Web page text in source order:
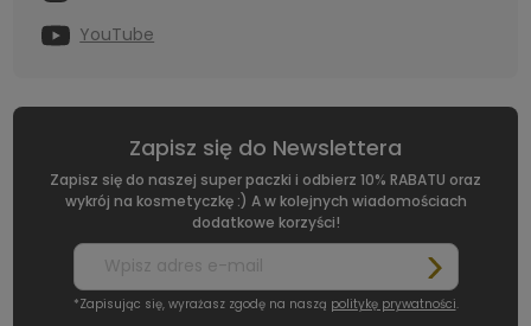
YouTube
Zapisz się do Newslettera
Zapisz się do naszej super paczki i odbierz 10% RABATU oraz
wykrój na kosmetyczkę :) A w kolejnych wiadomościach
dodatkowe korzyści!
*Zapisując się, wyrażasz zgodę na naszą politykę prywatności.